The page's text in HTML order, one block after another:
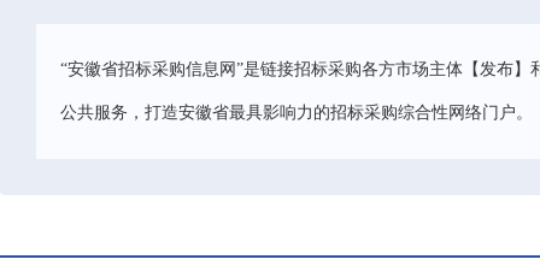
“安徽省招标采购信息网”是链接招标采购各方市场主体【发布
公共服务，打造安徽省最具影响力的招标采购综合性网络门户。